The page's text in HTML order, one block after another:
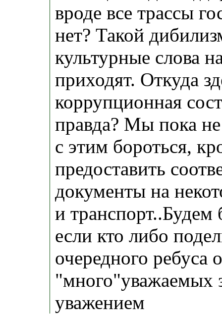
вроде все трассы
нет? Такой
культурные слова
приходят. Откуда
коррупционная
правда? Мы пока
с этим бороться,
предоставить
документы на
и транспорт..Будем
если кто либо
очередного ребуса
"много"уважаемых
уважением